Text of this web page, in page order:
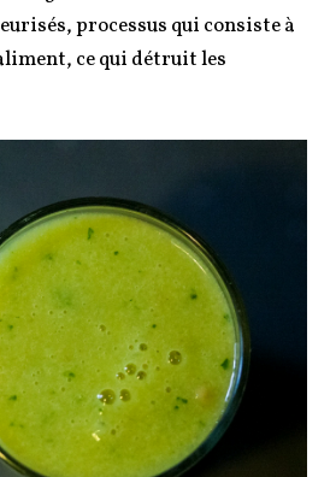
processus qui consiste à
ce qui détruit les